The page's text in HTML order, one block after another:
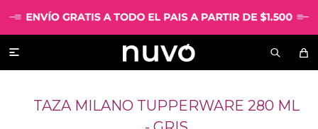

TAZA MILANO TUPPERWARE 280 ML